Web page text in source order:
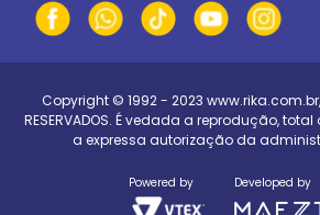
Copyright © 1992 - 2023 www.rika.com.br
RESERVADOS. É vedada a reprodução,
a expressa autorização da
Powered by Developed by